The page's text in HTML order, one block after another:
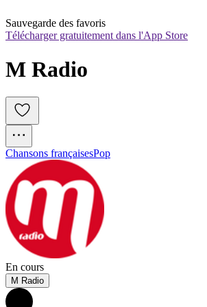
Sauvegarde des favoris
Télécharger gratuitement dans l'App Store
M Radio
Chansons françaisesPop
En cours
M Radio